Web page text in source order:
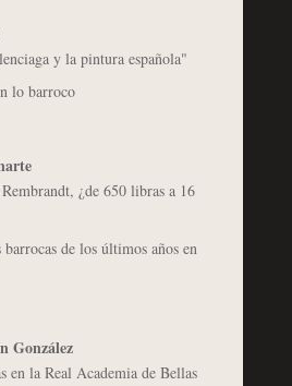
y la pintura española"
lo barroco
¿de 650 libras a 16
de los últimos años en
González
en la Real Academia de Bellas